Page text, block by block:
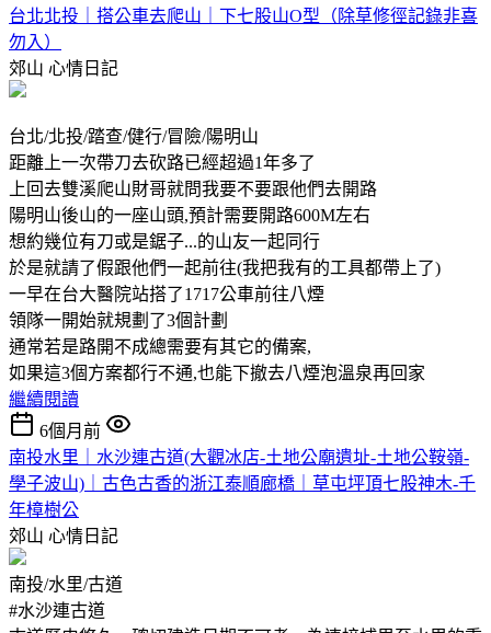
台北北投｜搭公車去爬山｜下七股山O型（除草修徑記錄非喜
勿入）
郊山 心情日記
台北/北投/踏查/健行/冒險/陽明山
距離上一次帶刀去砍路已經超過1年多了
上回去雙溪爬山財哥就問我要不要跟他們去開路
陽明山後山的一座山頭,預計需要開路600M左右
想約幾位有刀或是鋸子...的山友一起同行
於是就請了假跟他們一起前往(我把我有的工具都帶上了)
一早在台大醫院站搭了1717公車前往八煙
領隊一開始就規劃了3個計劃
通常若是路開不成總需要有其它的備案,
如果這3個方案都行不通,也能下撤去八煙泡溫泉再回家
繼續閱讀
6個月前
南投水里｜水沙連古道(大觀冰店-土地公廟遺址-土地公鞍嶺-
學子波山)｜古色古香的浙江泰順廊橋｜草屯坪頂七股神木-千
年樟樹公
郊山 心情日記
南投/水里/古道
#水沙連古道